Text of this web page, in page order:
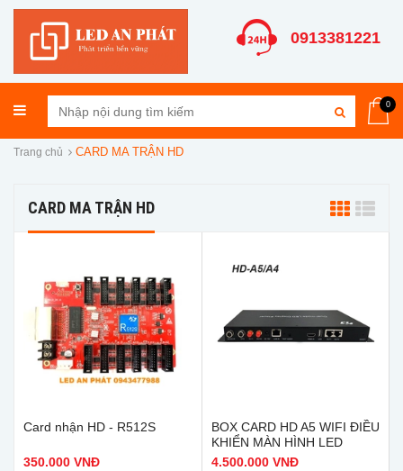
0913381221
0
Trang chủ CARD MA TRẬN HD
CARD MA TRẬN HD
Card nhận HD - R512S
350.000 VNĐ
BOX CARD HD A5 WIFI ĐIỀU
KHIỂN MÀN HÌNH LED
4.500.000 VNĐ